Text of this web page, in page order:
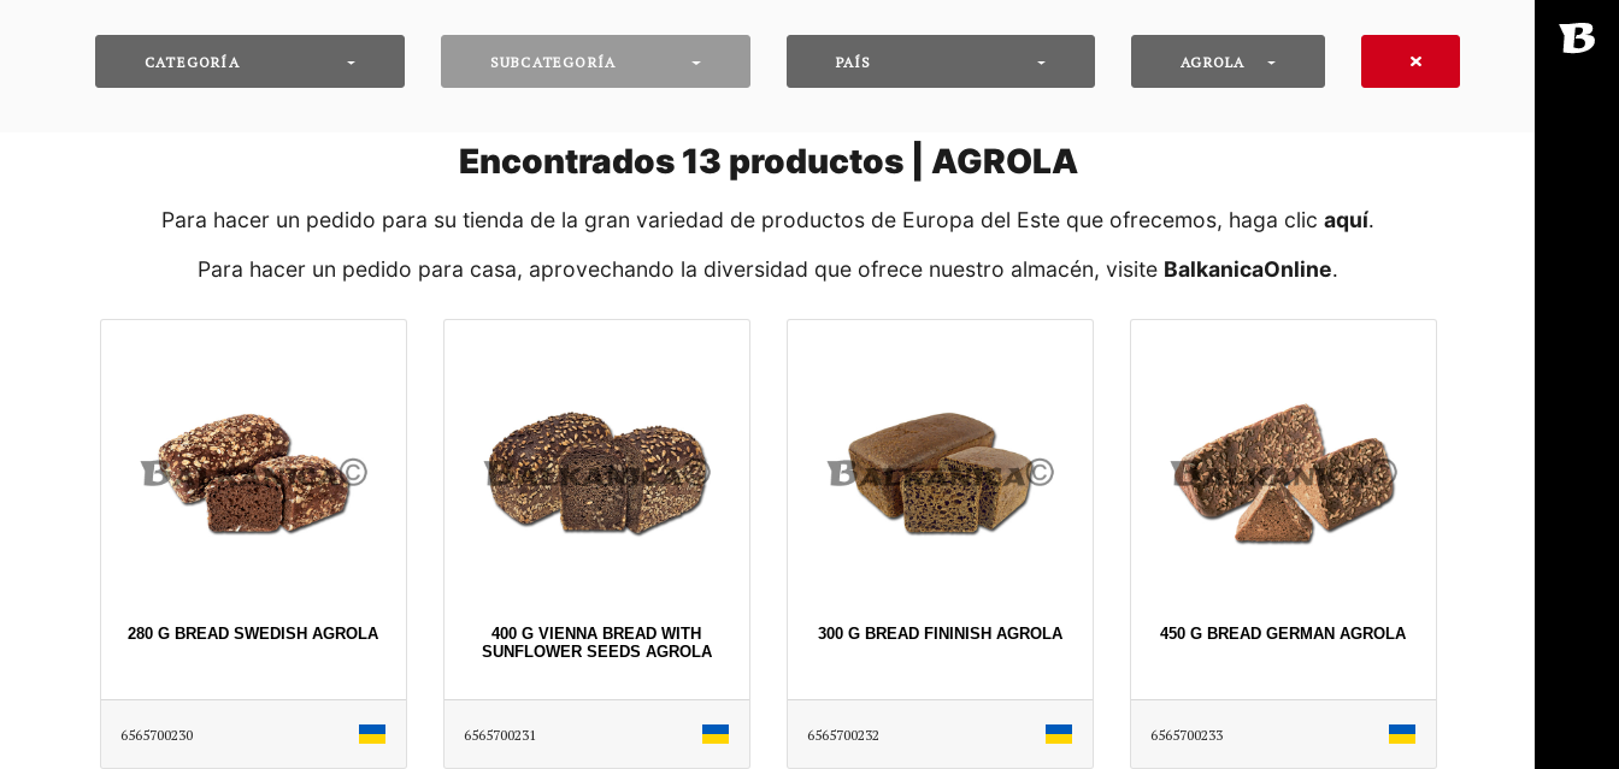
CATEGORÍA SUBCATEGORÍA PAÍS AGROLA
Encontrados 13 productos | AGROLA
Para hacer un pedido para su tienda de la gran variedad de productos de Europa del Este que ofrecemos, haga clic aquí․
Para hacer un pedido para casa, aprovechando la diversidad que ofrece nuestro almacén, visite BalkanicaOnline․
280 G BREAD SWEDISH AGROLA
6565700230
400 G VIENNA BREAD WITH
SUNFLOWER SEEDS AGROLA
6565700231
300 G BREAD FININISH AGROLA
6565700232
450 G BREAD GERMAN AGROLA
6565700233